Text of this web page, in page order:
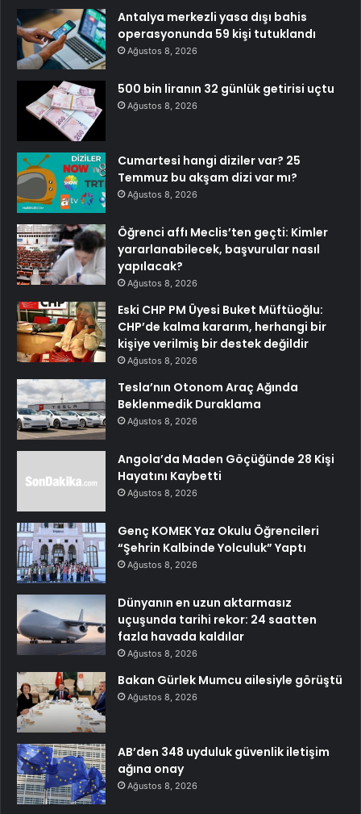
Antalya merkezli yasa dışı bahis
operasyonunda 59 kişi tutuklandı
Ağustos 8, 2026
500 bin liranın 32 günlük getirisi uçtu
Ağustos 8, 2026
Cumartesi hangi diziler var? 25
Temmuz bu akşam dizi var mı?
Ağustos 8, 2026
Öğrenci affı Meclis’ten geçti: Kimler
yararlanabilecek, başvurular nasıl
yapılacak?
Ağustos 8, 2026
Eski CHP PM Üyesi Buket Müftüoğlu:
CHP’de kalma kararım, herhangi bir
kişiye verilmiş bir destek değildir
Ağustos 8, 2026
Tesla’nın Otonom Araç Ağında
Beklenmedik Duraklama
Ağustos 8, 2026
Angola’da Maden Göçüğünde 28 Kişi
Hayatını Kaybetti
Ağustos 8, 2026
Genç KOMEK Yaz Okulu Öğrencileri
“Şehrin Kalbinde Yolculuk” Yaptı
Ağustos 8, 2026
Dünyanın en uzun aktarmasız
uçuşunda tarihi rekor: 24 saatten
fazla havada kaldılar
Ağustos 8, 2026
Bakan Gürlek Mumcu ailesiyle görüştü
Ağustos 8, 2026
AB’den 348 uyduluk güvenlik iletişim
ağına onay
Ağustos 8, 2026